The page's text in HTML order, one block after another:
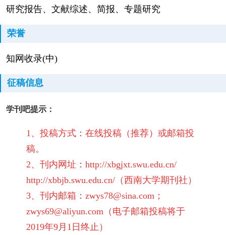
研究报告、文献综述、简报、专题研究
荣誉
知网收录(中)
征稿信息
学刊吧提示：
1、投稿方式：在线投稿（推荐）或邮箱投
稿。
2、刊内网址： http://xbgjxt.swu.edu.cn/
http://xbbjb.swu.edu.cn/（西南大学期刊社）
3、刊内邮箱：zwys78@sina.com；
zwys69@aliyun.com（电子邮箱投稿将于
2019年9月1日终止）